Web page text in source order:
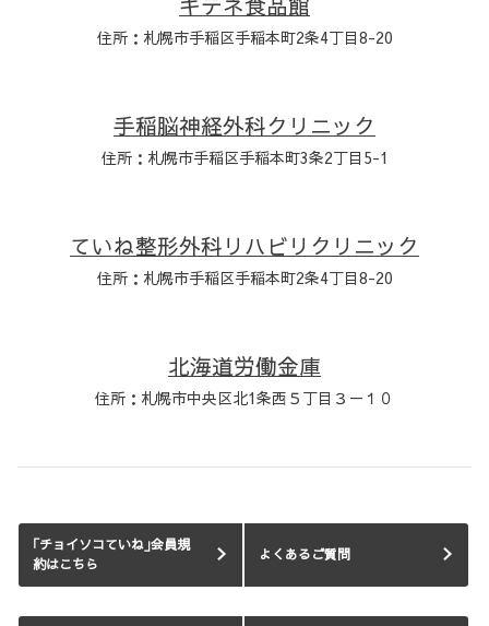
住所：札幌市手稲区手稲本町2条4丁目8-20
手稲脳神経外科クリニック
住所：札幌市手稲区手稲本町3条2丁目5-1
ていね整形外科リハビリクリニック
住所：札幌市手稲区手稲本町2条4丁目8-20
北海道労働金庫
住所：札幌市中央区北1条西５丁目３－１０
｢チョイソコていね｣会員規
約はこちら
よくあるご質問